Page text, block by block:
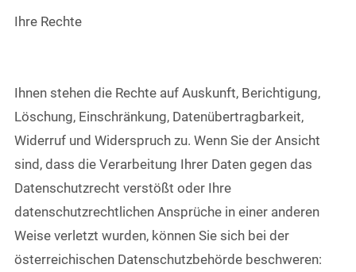
Ihre Rechte
Ihnen stehen die Rechte auf Auskunft, Berichtigung,
Löschung, Einschränkung, Datenübertragbarkeit,
Widerruf und Widerspruch zu. Wenn Sie der Ansicht
sind, dass die Verarbeitung Ihrer Daten gegen das
Datenschutzrecht verstößt oder Ihre
datenschutzrechtlichen Ansprüche in einer anderen
Weise verletzt wurden, können Sie sich bei der
österreichischen Datenschutzbehörde beschweren: